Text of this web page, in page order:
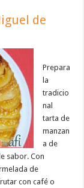
de
Prepara
la
tradicio
nal
tarta de
manzan
a de
sabor. Con
de
con café o